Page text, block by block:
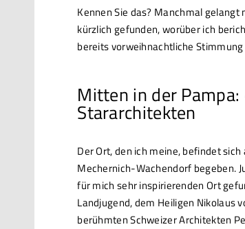
Kennen Sie das? Manchmal
kürzlich gefunden, worüber ich
bereits vorweihnachtliche
Mitten in der
Stararchitekten
Der Ort, den ich meine, befindet
Mechernich-Wachendorf begeben.
für mich sehr inspirierenden Ort
Landjugend, dem Heiligen Nikolaus
berühmten Schweizer Architekten